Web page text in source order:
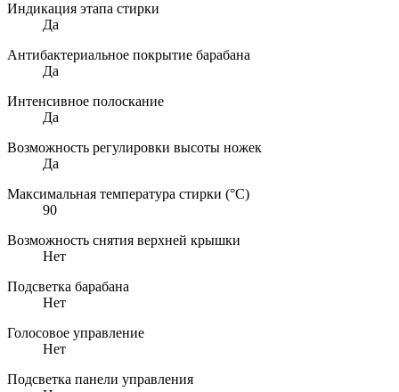
Индикация этапа стирки
Да
Антибактериальное покрытие барабана
Да
Интенсивное полоскание
Да
Возможность регулировки высоты ножек
Да
Максимальная температура стирки (°C)
90
Возможность снятия верхней крышки
Нет
Подсветка барабана
Нет
Голосовое управление
Нет
Подсветка панели управления